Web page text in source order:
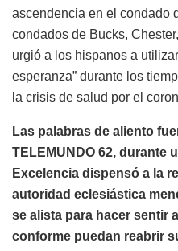
ascendencia en el condado
condados de Bucks,
urgió a los hispanos a
esperanza” durante los
la crisis de salud por el
Las palabras de aliento
TELEMUNDO 62, durante
Excelencia dispensó a la
autoridad eclesiástica
se alista para hacer sentir
conforme puedan reabrir